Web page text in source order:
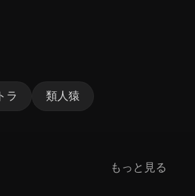
トラ 類人猿
もっと見る